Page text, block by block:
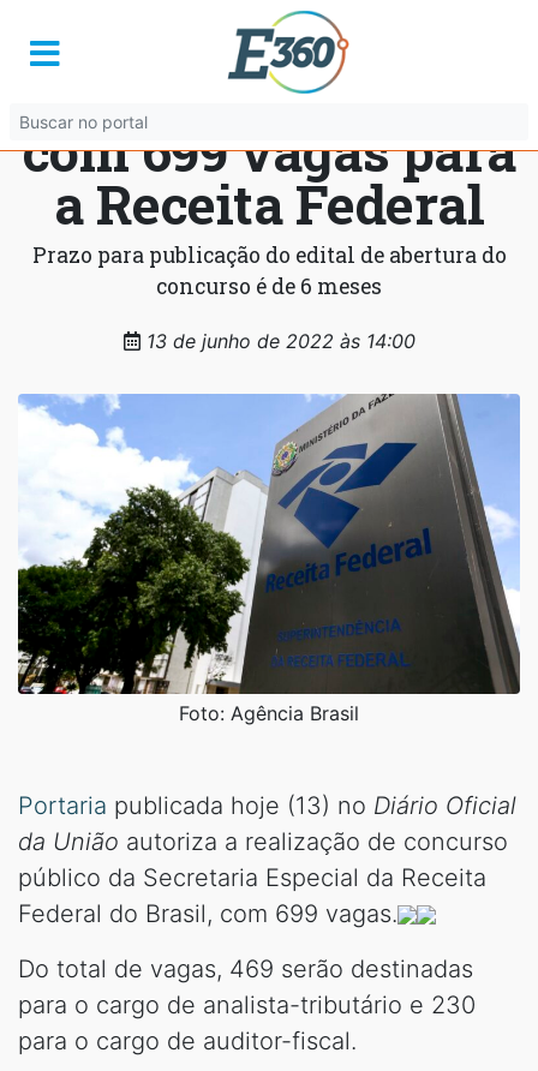
Autorizado
concurso público
com 699 vagas para
a Receita Federal
Prazo para publicação do edital de abertura do
concurso é de 6 meses
13 de junho de 2022 às 14:00
Foto: Agência Brasil
Portaria publicada hoje (13) no Diário Oficial
da União autoriza a realização de concurso
público da Secretaria Especial da Receita
Federal do Brasil, com 699 vagas.
Do total de vagas, 469 serão destinadas
para o cargo de analista-tributário e 230
para o cargo de auditor-fiscal.